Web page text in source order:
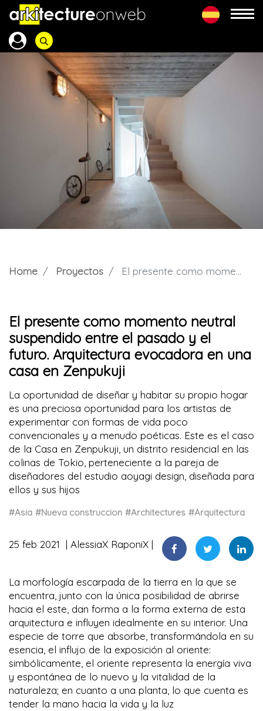
Home Proyectos El presente como momento neutral suspendido entre el pasado y el futuro. Arquitectura evocadora en una casa en Zenpukuji
El presente como momento neutral
suspendido entre el pasado y el
futuro. Arquitectura evocadora en una
casa en Zenpukuji
La oportunidad de diseñar y habitar su propio hogar
es una preciosa oportunidad para los artistas de
experimentar con formas de vida poco
convencionales y a menudo poéticas. Este es el caso
de la Casa en Zenpukuji, un distrito residencial en las
colinas de Tokio, perteneciente a la pareja de
diseñadores del estudio aoyagi design, diseñada para
ellos y sus hijos
#Asia #Nueva construccion #Architectures #Arquitectura
25 feb 2021 AlessiaX RaponiX
La morfología escarpada de la tierra en la que se
encuentra, junto con la única posibilidad de abrirse
hacia el este, dan forma a la forma externa de esta
arquitectura e influyen idealmente en su interior. Una
especie de torre que absorbe, transformándola en su
esencia, el influjo de la exposición al oriente:
simbólicamente, el oriente representa la energía viva
y espontánea de lo nuevo y la vitalidad de la
naturaleza; en cuanto a una planta, lo que cuenta es
tender la mano hacia la vida y la luz